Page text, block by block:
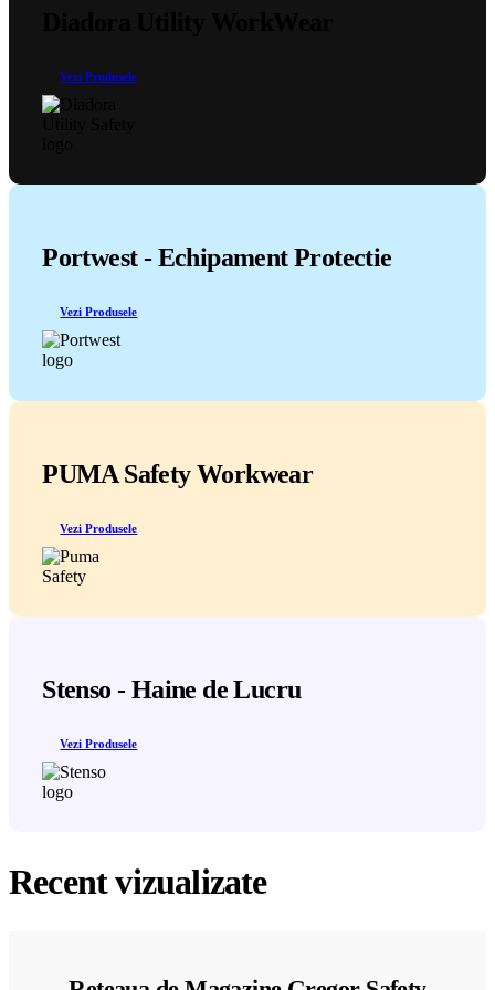
Vezi Produsele
Portwest - Echipament Protectie
Vezi Produsele
PUMA Safety Workwear
Vezi Produsele
Stenso - Haine de Lucru
Vezi Produsele
Recent vizualizate